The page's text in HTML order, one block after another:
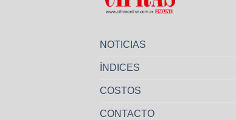
NOTICIAS
ÍNDICES
COSTOS
CONTACTO